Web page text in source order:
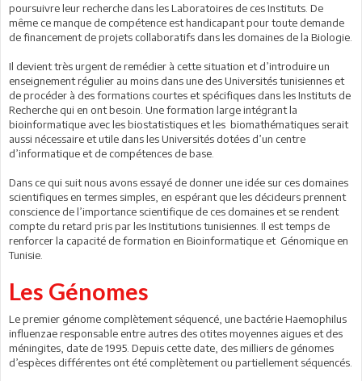
poursuivre leur recherche dans les Laboratoires de ces Instituts. De
même ce manque de compétence est handicapant pour toute demande
de financement de projets collaboratifs dans les domaines de la Biologie.
Il devient très urgent de remédier à cette situation et d’introduire un
enseignement régulier au moins dans une des Universités tunisiennes et
de procéder à des formations courtes et spécifiques dans les Instituts de
Recherche qui en ont besoin. Une formation large intégrant la
bioinformatique avec les biostatistiques et les biomathématiques serait
aussi nécessaire et utile dans les Universités dotées d’un centre
d’informatique et de compétences de base.
Dans ce qui suit nous avons essayé de donner une idée sur ces domaines
scientifiques en termes simples, en espérant que les décideurs prennent
conscience de l’importance scientifique de ces domaines et se rendent
compte du retard pris par les Institutions tunisiennes. Il est temps de
renforcer la capacité de formation en Bioinformatique et Génomique en
Tunisie.
Les Génomes
Le premier génome complètement séquencé, une bactérie Haemophilus
influenzae responsable entre autres des otites moyennes aigues et des
méningites, date de 1995. Depuis cette date, des milliers de génomes
d’espèces différentes ont été complètement ou partiellement séquencés.